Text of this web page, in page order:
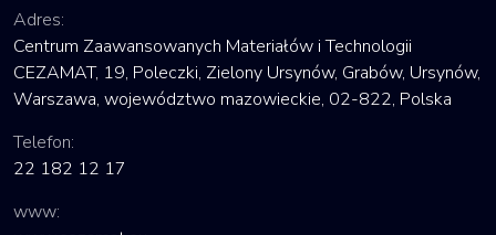
Adres:
Centrum Zaawansowanych Materiałów i Technologii
CEZAMAT, 19, Poleczki, Zielony Ursynów, Grabów, Ursynów,
Warszawa, województwo mazowieckie, 02-822, Polska
Telefon:
22 182 12 17
www: